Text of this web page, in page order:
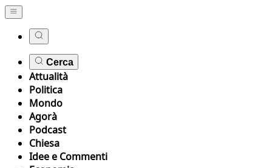
Cerca
Attualità
Politica
Mondo
Agorà
Podcast
Chiesa
Idee e Commenti